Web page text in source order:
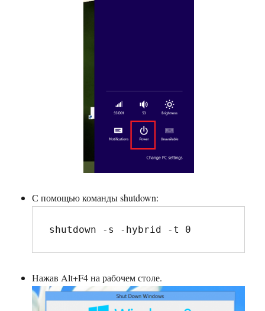
С помощью команды shutdown:
shutdown -s -hybrid -t 0
Нажав Alt+F4 на рабочем столе.